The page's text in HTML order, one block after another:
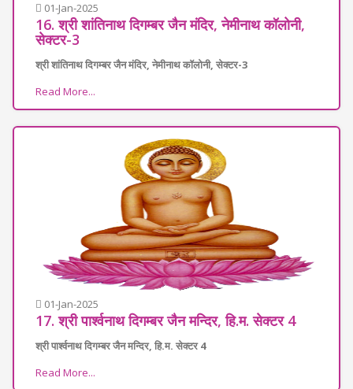
01-Jan-2025
16. श्री शांतिनाथ दिगम्बर जैन मंदिर, नेमीनाथ कॉलोनी,
सेक्टर-3
श्री शांतिनाथ दिगम्बर जैन मंदिर, नेमीनाथ कॉलोनी, सेक्टर-3
Read More...
01-Jan-2025
17. श्री पार्श्वनाथ दिगम्बर जैन मन्दिर, हि.म. सेक्टर 4
श्री पार्श्वनाथ दिगम्बर जैन मन्दिर, हि.म. सेक्टर 4
Read More...